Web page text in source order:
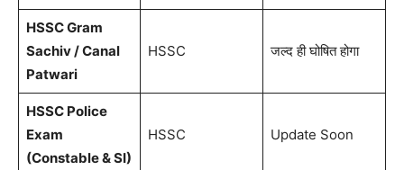
HSSC Gram
Sachiv / Canal
Patwari
HSSC जल्द ही घोषित होगा
HSSC Police
Exam
(Constable & SI)
HSSC Update Soon